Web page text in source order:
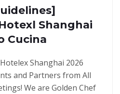
Shanghai
Cucina
Shanghai 2026
and Partners from All
We are Golden Chef